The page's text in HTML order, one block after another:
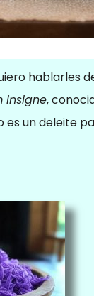
hablarles
insigne,
un deleite